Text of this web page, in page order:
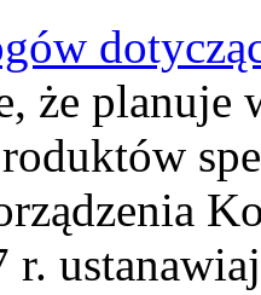
że planuje
r.